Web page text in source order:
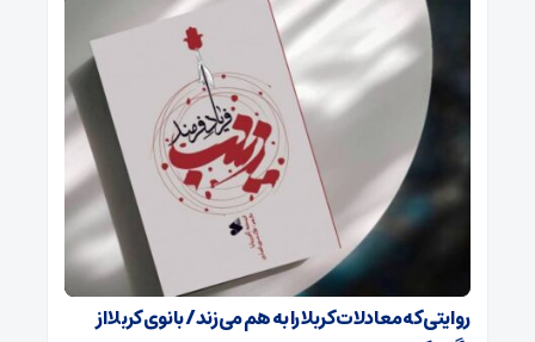
روایتی که معادلات کربلا را به هم می‌زند/ بانوی کربلا از